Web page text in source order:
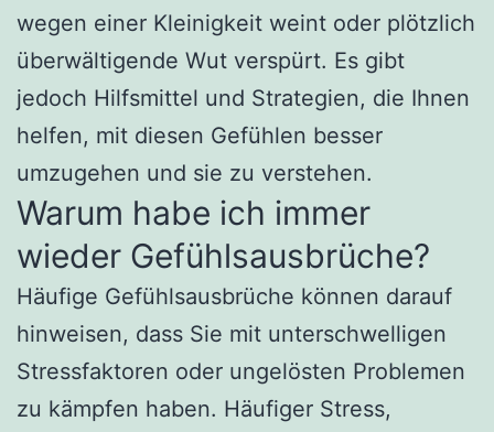
wegen einer Kleinigkeit weint oder plötzlich
überwältigende Wut verspürt. Es gibt
jedoch Hilfsmittel und Strategien, die Ihnen
helfen, mit diesen Gefühlen besser
umzugehen und sie zu verstehen.
Warum habe ich immer
wieder Gefühlsausbrüche?
Häufige Gefühlsausbrüche können darauf
hinweisen, dass Sie mit unterschwelligen
Stressfaktoren oder ungelösten Problemen
zu kämpfen haben. Häufiger Stress,